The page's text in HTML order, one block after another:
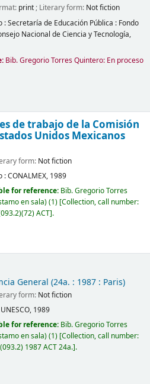
print; Literary form: Not fiction
:Secretaría de Educación Pública : Fondo
Nacional de Ciencia y Tecnología,
Bib. Gregorio Torres Quintero: En proceso
de trabajo de la Comisión
Unidos Mexicanos
form: Not fiction
:CONALMEX, 1989
for reference: Bib. Gregorio Torres
en sala)(1) Collection, call number:
ACT .
General (24a. : 1987 : Paris)
form: Not fiction
UNESCO, 1989
for reference: Bib. Gregorio Torres
en sala)(1) Collection, call number:
1987 ACT 24a. .